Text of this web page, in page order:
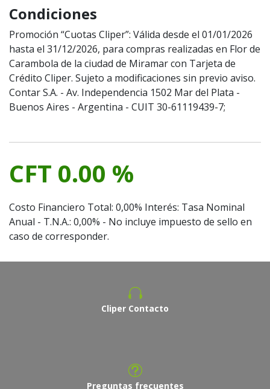
Condiciones
Promoción “Cuotas Cliper”: Válida desde el 01/01/2026
hasta el 31/12/2026, para compras realizadas en Flor de
Carambola de la ciudad de Miramar con Tarjeta de
Crédito Cliper. Sujeto a modificaciones sin previo aviso.
Contar S.A. - Av. Independencia 1502 Mar del Plata -
Buenos Aires - Argentina - CUIT 30-61119439-7;
CFT 0.00 %
Costo Financiero Total: 0,00% Interés: Tasa Nominal
Anual - T.N.A.: 0,00% - No incluye impuesto de sello en
caso de corresponder.
Cliper Contacto
Preguntas frecuentes